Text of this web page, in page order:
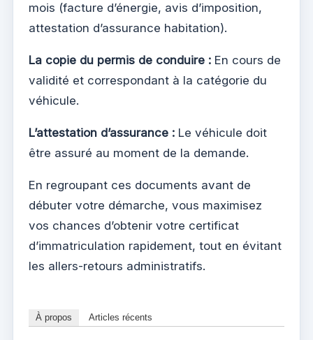
mois (facture d’énergie, avis d’imposition,
attestation d’assurance habitation).
La copie du permis de conduire : En cours de
validité et correspondant à la catégorie du
véhicule.
L’attestation d’assurance : Le véhicule doit
être assuré au moment de la demande.
En regroupant ces documents avant de
débuter votre démarche, vous maximisez
vos chances d’obtenir votre certificat
d’immatriculation rapidement, tout en évitant
les allers-retours administratifs.
À propos Articles récents